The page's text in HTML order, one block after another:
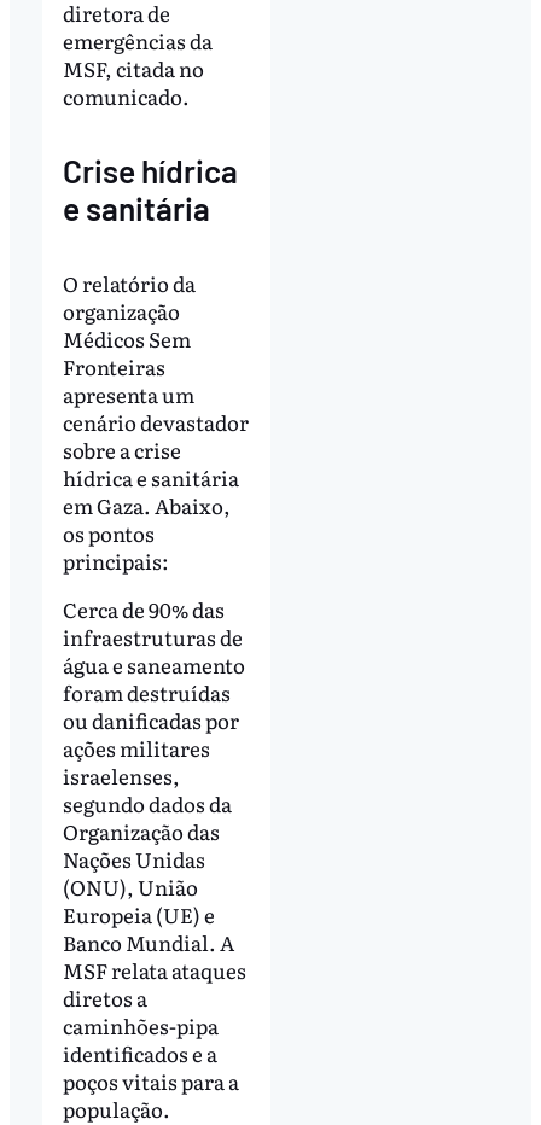
diretora de
emergências da
MSF, citada no
comunicado.
Crise hídrica
e sanitária
O relatório da
organização
Médicos Sem
Fronteiras
apresenta um
cenário devastador
sobre a crise
hídrica e sanitária
em Gaza. Abaixo,
os pontos
principais:
Cerca de 90% das
infraestruturas de
água e saneamento
foram destruídas
ou danificadas por
ações militares
israelenses,
segundo dados da
Organização das
Nações Unidas
(ONU), União
Europeia (UE) e
Banco Mundial. A
MSF relata ataques
diretos a
caminhões-pipa
identificados e a
poços vitais para a
população.